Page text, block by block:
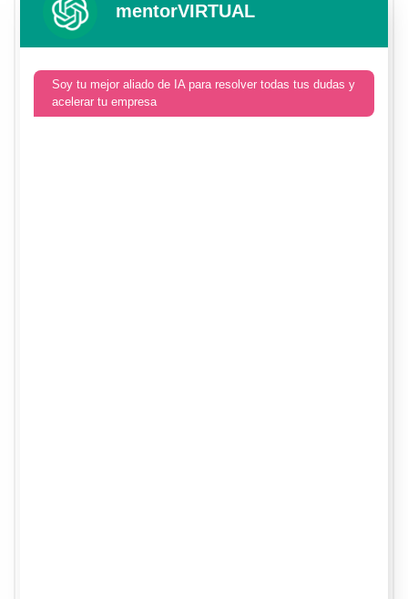
mentorVIRTUAL
Soy tu mejor aliado de IA para resolver todas tus dudas y
acelerar tu empresa